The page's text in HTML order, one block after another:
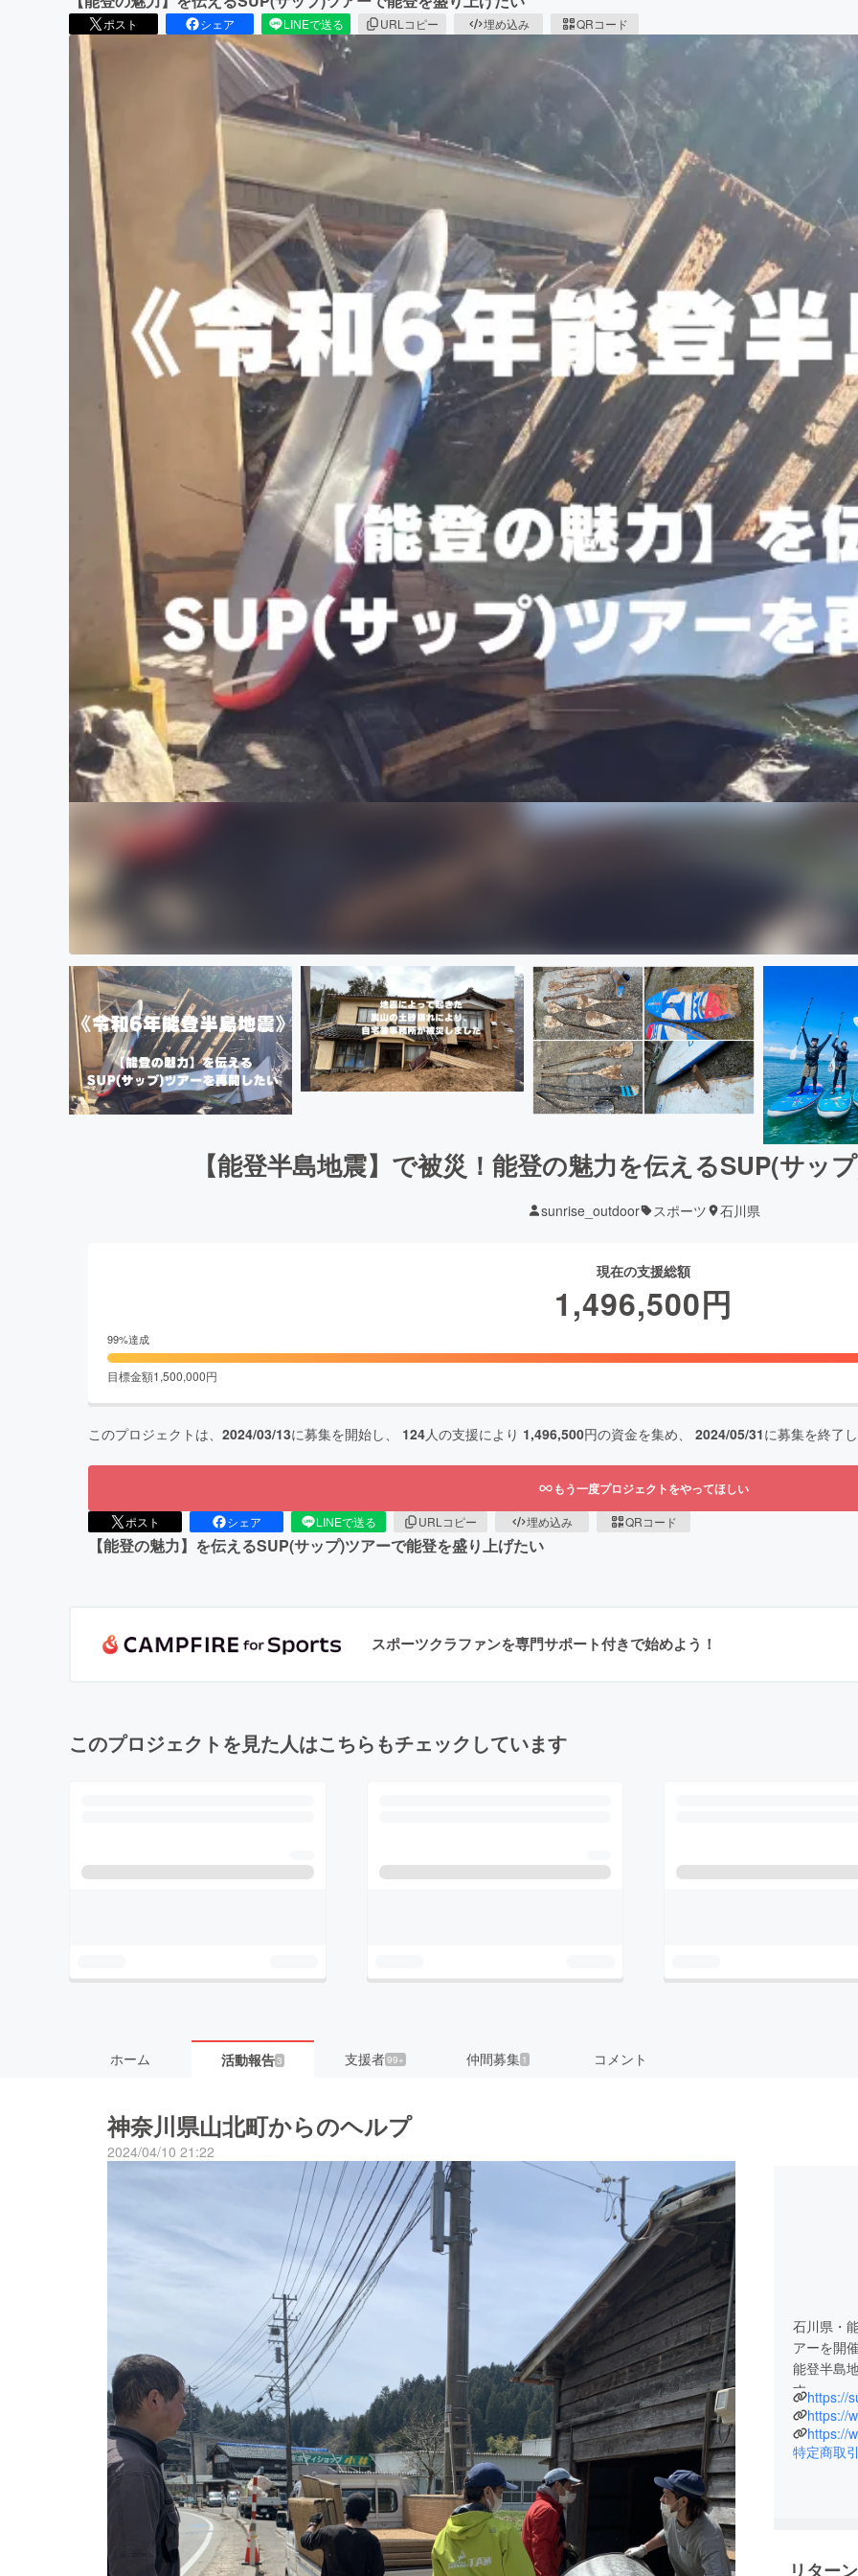
ポスト シェア LINEで送る URLコピー 埋め込み QRコード
【能登半島地震】で被災！能登の魅力を伝えるSUP(サッ
sunrise_outdoor スポーツ 石川県
現在の支援総額
1,496,500円
99%達成
目標金額1,500,000円
このプロジェクトは、 2024/03/13に募集を開始し、 124人の支援により 1,496,500円の資金を集め、 2024/05/31に募集を終了
もう一度プロジェクトをやってほしい
ポスト シェア LINEで送る URLコピー 埋め込み QRコード
【能登の魅力】を伝えるSUP(サップ)ツアーで能登を盛り上げたい
スポーツクラファンを専門サポート付きで始めよう！
このプロジェクトを見た人はこちらもチェックしています
ホーム 活動報告3 支援者99+ 仲間募集 1 コメント
神奈川県山北町からのヘルプ
2024/04/10 21:22
石川県・
アーを開
能登半島
す。https://
https://
https://
特定商取
リター